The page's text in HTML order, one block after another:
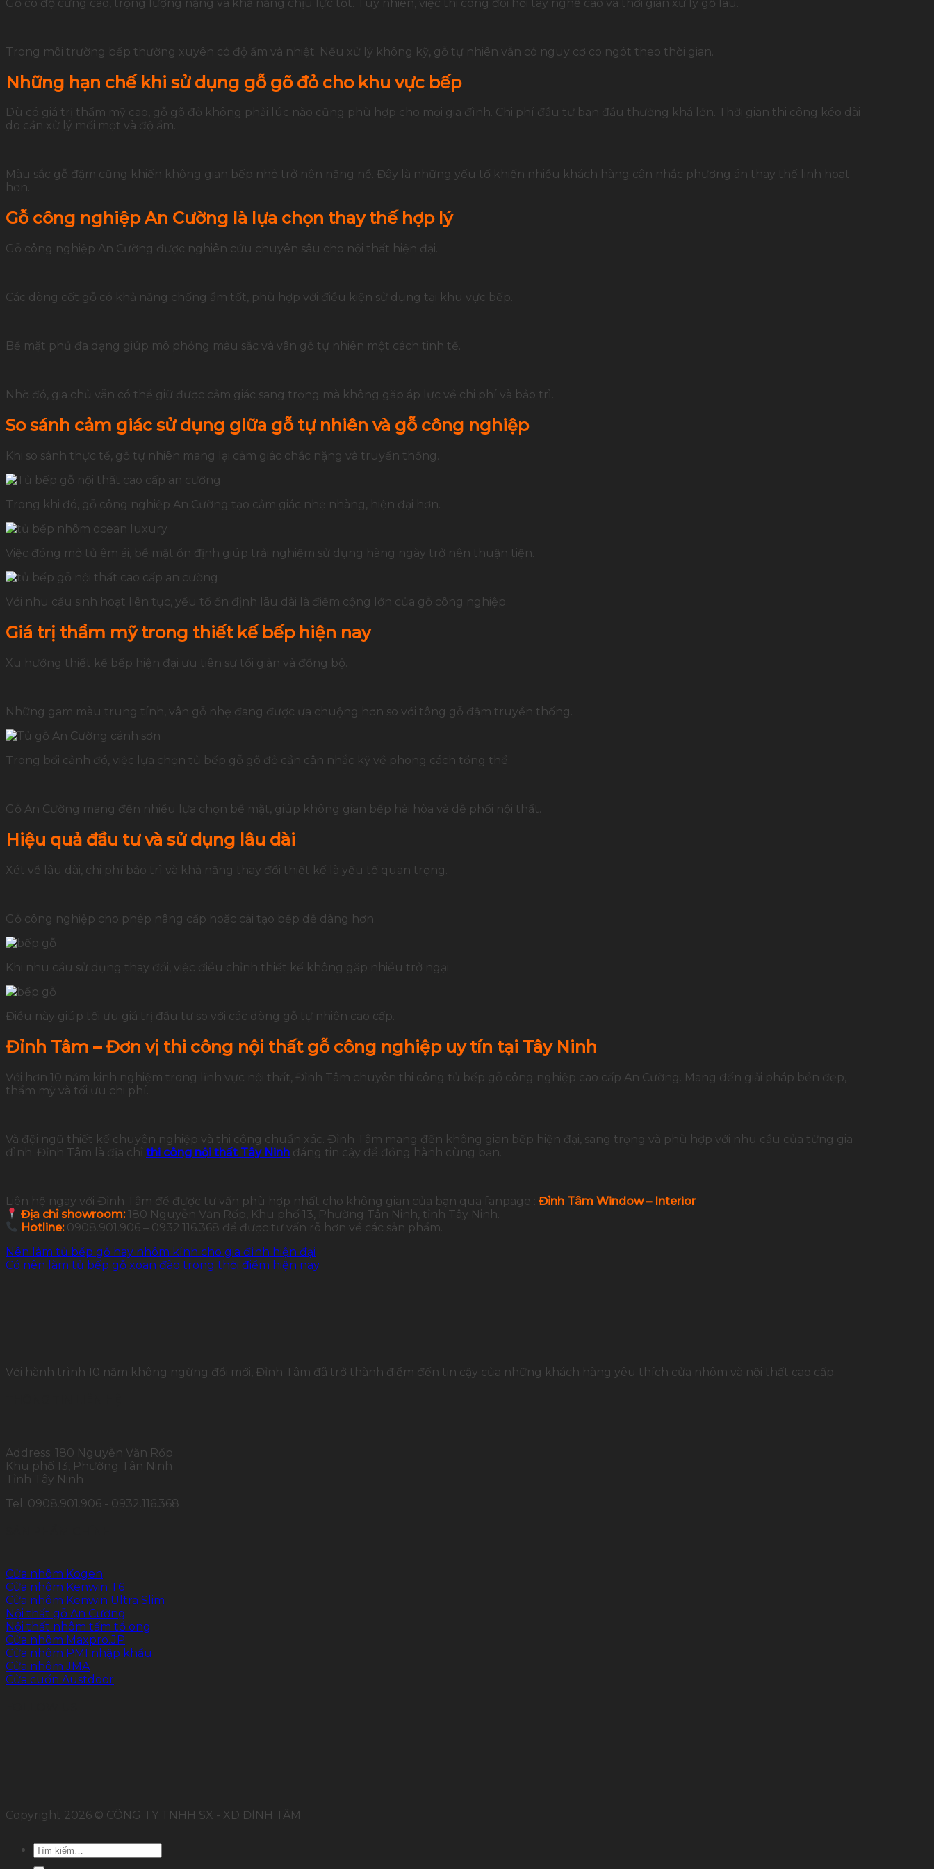
Gỗ có độ cứng cao, trọng lượng nặng và khả năng chịu lực tốt. Tuy nhiên, việc thi công đòi hỏi tay nghề cao và thời gian xử lý gỗ lâu.
Trong môi trường bếp thường xuyên có độ ẩm và nhiệt. Nếu xử lý không kỹ, gỗ tự nhiên vẫn có nguy cơ co ngót theo thời gian.
Những hạn chế khi sử dụng gỗ gõ đỏ cho khu vực bếp
Dù có giá trị thẩm mỹ cao, gỗ gõ đỏ không phải lúc nào cũng phù hợp cho mọi gia đình. Chi phí đầu tư ban đầu thường khá lớn. Thời gian thi công kéo dài
do cần xử lý mối mọt và độ ẩm.
Màu sắc gỗ đậm cũng khiến không gian bếp nhỏ trở nên nặng nề. Đây là những yếu tố khiến nhiều khách hàng cân nhắc phương án thay thế linh hoạt
hơn.
Gỗ công nghiệp An Cường là lựa chọn thay thế hợp lý
Gỗ công nghiệp An Cường được nghiên cứu chuyên sâu cho nội thất hiện đại.
Các dòng cốt gỗ có khả năng chống ẩm tốt, phù hợp với điều kiện sử dụng tại khu vực bếp.
Bề mặt phủ đa dạng giúp mô phỏng màu sắc và vân gỗ tự nhiên một cách tinh tế.
Nhờ đó, gia chủ vẫn có thể giữ được cảm giác sang trọng mà không gặp áp lực về chi phí và bảo trì.
So sánh cảm giác sử dụng giữa gỗ tự nhiên và gỗ công nghiệp
Khi so sánh thực tế, gỗ tự nhiên mang lại cảm giác chắc nặng và truyền thống.
Trong khi đó, gỗ công nghiệp An Cường tạo cảm giác nhẹ nhàng, hiện đại hơn.
Việc đóng mở tủ êm ái, bề mặt ổn định giúp trải nghiệm sử dụng hàng ngày trở nên thuận tiện.
Với nhu cầu sinh hoạt liên tục, yếu tố ổn định lâu dài là điểm cộng lớn của gỗ công nghiệp.
Giá trị thẩm mỹ trong thiết kế bếp hiện nay
Xu hướng thiết kế bếp hiện đại ưu tiên sự tối giản và đồng bộ.
Những gam màu trung tính, vân gỗ nhẹ đang được ưa chuộng hơn so với tông gỗ đậm truyền thống.
Trong bối cảnh đó, việc lựa chọn tủ bếp gỗ gõ đỏ cần cân nhắc kỹ về phong cách tổng thể.
Gỗ An Cường mang đến nhiều lựa chọn bề mặt, giúp không gian bếp hài hòa và dễ phối nội thất.
Hiệu quả đầu tư và sử dụng lâu dài
Xét về lâu dài, chi phí bảo trì và khả năng thay đổi thiết kế là yếu tố quan trọng.
Gỗ công nghiệp cho phép nâng cấp hoặc cải tạo bếp dễ dàng hơn.
Khi nhu cầu sử dụng thay đổi, việc điều chỉnh thiết kế không gặp nhiều trở ngại.
Điều này giúp tối ưu giá trị đầu tư so với các dòng gỗ tự nhiên cao cấp.
Đỉnh Tâm – Đơn vị thi công nội thất gỗ công nghiệp uy tín tại Tây Ninh
Với hơn 10 năm kinh nghiệm trong lĩnh vực nội thất, Đỉnh Tâm chuyên thi công tủ bếp gỗ công nghiệp cao cấp An Cường. Mang đến giải pháp bền đẹp,
thẩm mỹ và tối ưu chi phí.
Và đội ngũ thiết kế chuyên nghiệp và thi công chuẩn xác. Đỉnh Tâm mang đến không gian bếp hiện đại, sang trọng và phù hợp với nhu cầu của từng gia
đình. Đỉnh Tâm là địa chỉ thi công nội thất Tây Ninh đáng tin cậy để đồng hành cùng bạn.
Liên hệ ngay với Đỉnh Tâm để được tư vấn phù hợp nhất cho không gian của bạn qua fanpage : Đỉnh Tâm Window – Interior
Địa chỉ showroom:180 Nguyễn Văn Rốp, Khu phố 13, Phường Tân Ninh, tỉnh Tây Ninh.
Hotline: 0908.901.906 – 0932.116.368 để được tư vấn rõ hơn về các sản phẩm.
Nên làm tủ bếp gỗ hay nhôm kính cho gia đình hiện đại
Có nên làm tủ bếp gỗ xoan đào trong thời điểm hiện nay
Với hành trình 10 năm không ngừng đổi mới, Đỉnh Tâm đã trở thành điểm đến tin cậy của những khách hàng yêu thích cửa nhôm và nội thất cao cấp.
Address: 180 Nguyễn Văn Rốp
Khu phố 13, Phường Tân Ninh
Tỉnh Tây Ninh
Tel: 0908.901.906 - 0932.116.368
Cửa nhôm Kogen
Cửa nhôm Kenwin T6
Cửa nhôm Kenwin Ultra Slim
Nội thất gỗ An Cường
Nội thất nhôm tấm tổ ong
Cửa nhôm Maxpro.JP
Cửa nhôm PMI nhập khẩu
Cửa nhôm JMA
Cửa cuốn Austdoor
Copyright 2026 © CÔNG TY TNHH SX - XD ĐỈNH TÂM
Tìm
kiếm: